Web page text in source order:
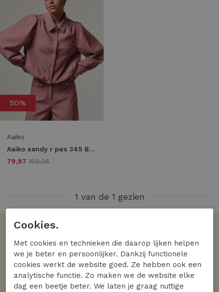
50%
Aaiko
Aaiko sandy r pes 345 Blazers 191533 pomegranate
79,97 159,95
1 van de 1 gezien
Volgens jullie
De favoriete merken
Bekijk alle merken
Cookies.
Met cookies en technieken die daarop lijken helpen
we je beter en persoonlijker. Dankzij functionele
cookies werkt de website goed. Ze hebben ook een
analytische functie. Zo maken we de website elke
dag een beetje beter. We laten je graag nuttige